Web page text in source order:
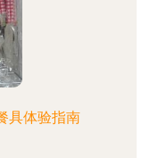
具体验指南